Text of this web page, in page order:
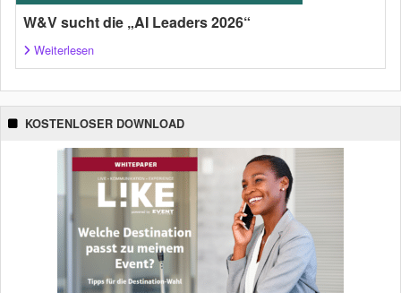
W&V sucht die „AI Leaders 2026“
Weiterlesen
KOSTENLOSER DOWNLOAD